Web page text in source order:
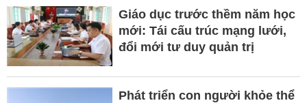
Giáo dục trước thềm năm học
mới: Tái cấu trúc mạng lưới,
đổi mới tư duy quản trị
Phát triển con người khỏe thể